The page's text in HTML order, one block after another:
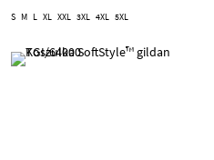
S M L XL XXL 3XL 4XL 5XL